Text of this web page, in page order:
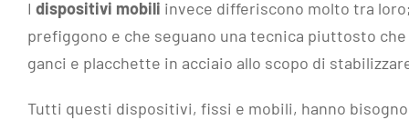
I dispositivi mobili invece differiscono molto tra
prefiggono e che seguano una tecnica piuttosto
ganci e placchette in acciaio allo scopo di
Tutti questi dispositivi, fissi e mobili, hanno